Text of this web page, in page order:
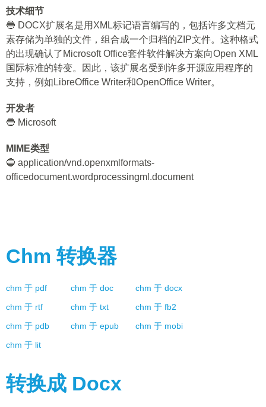
技术细节
🔵 DOCX扩展名是用XML标记语言编写的，包括许多文档元
素存储为单独的文件，组合成一个归档的ZIP文件。这种格式
的出现确认了Microsoft Office套件软件解决方案向Open XML
国际标准的转变。因此，该扩展名受到许多开源应用程序的
支持，例如LibreOffice Writer和OpenOffice Writer。
开发者
🔵 Microsoft
MIME类型
🔵 application/vnd.openxmlformats-
officedocument.wordprocessingml.document
Chm 转换器
chm 于 pdf chm 于 doc chm 于 docx
chm 于 rtf chm 于 txt chm 于 fb2
chm 于 pdb chm 于 epub chm 于 mobi
chm 于 lit
转换成 Docx